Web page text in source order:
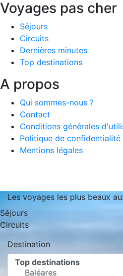
Voyages pas cher
Séjours
Circuits
Dernières minutes
Top destinations
A propos
Qui sommes-nous ?
Contact
Conditions générales
Politique de confidentialité
Mentions légales
Les voyages les plus beaux
Séjours
Circuits
Destination